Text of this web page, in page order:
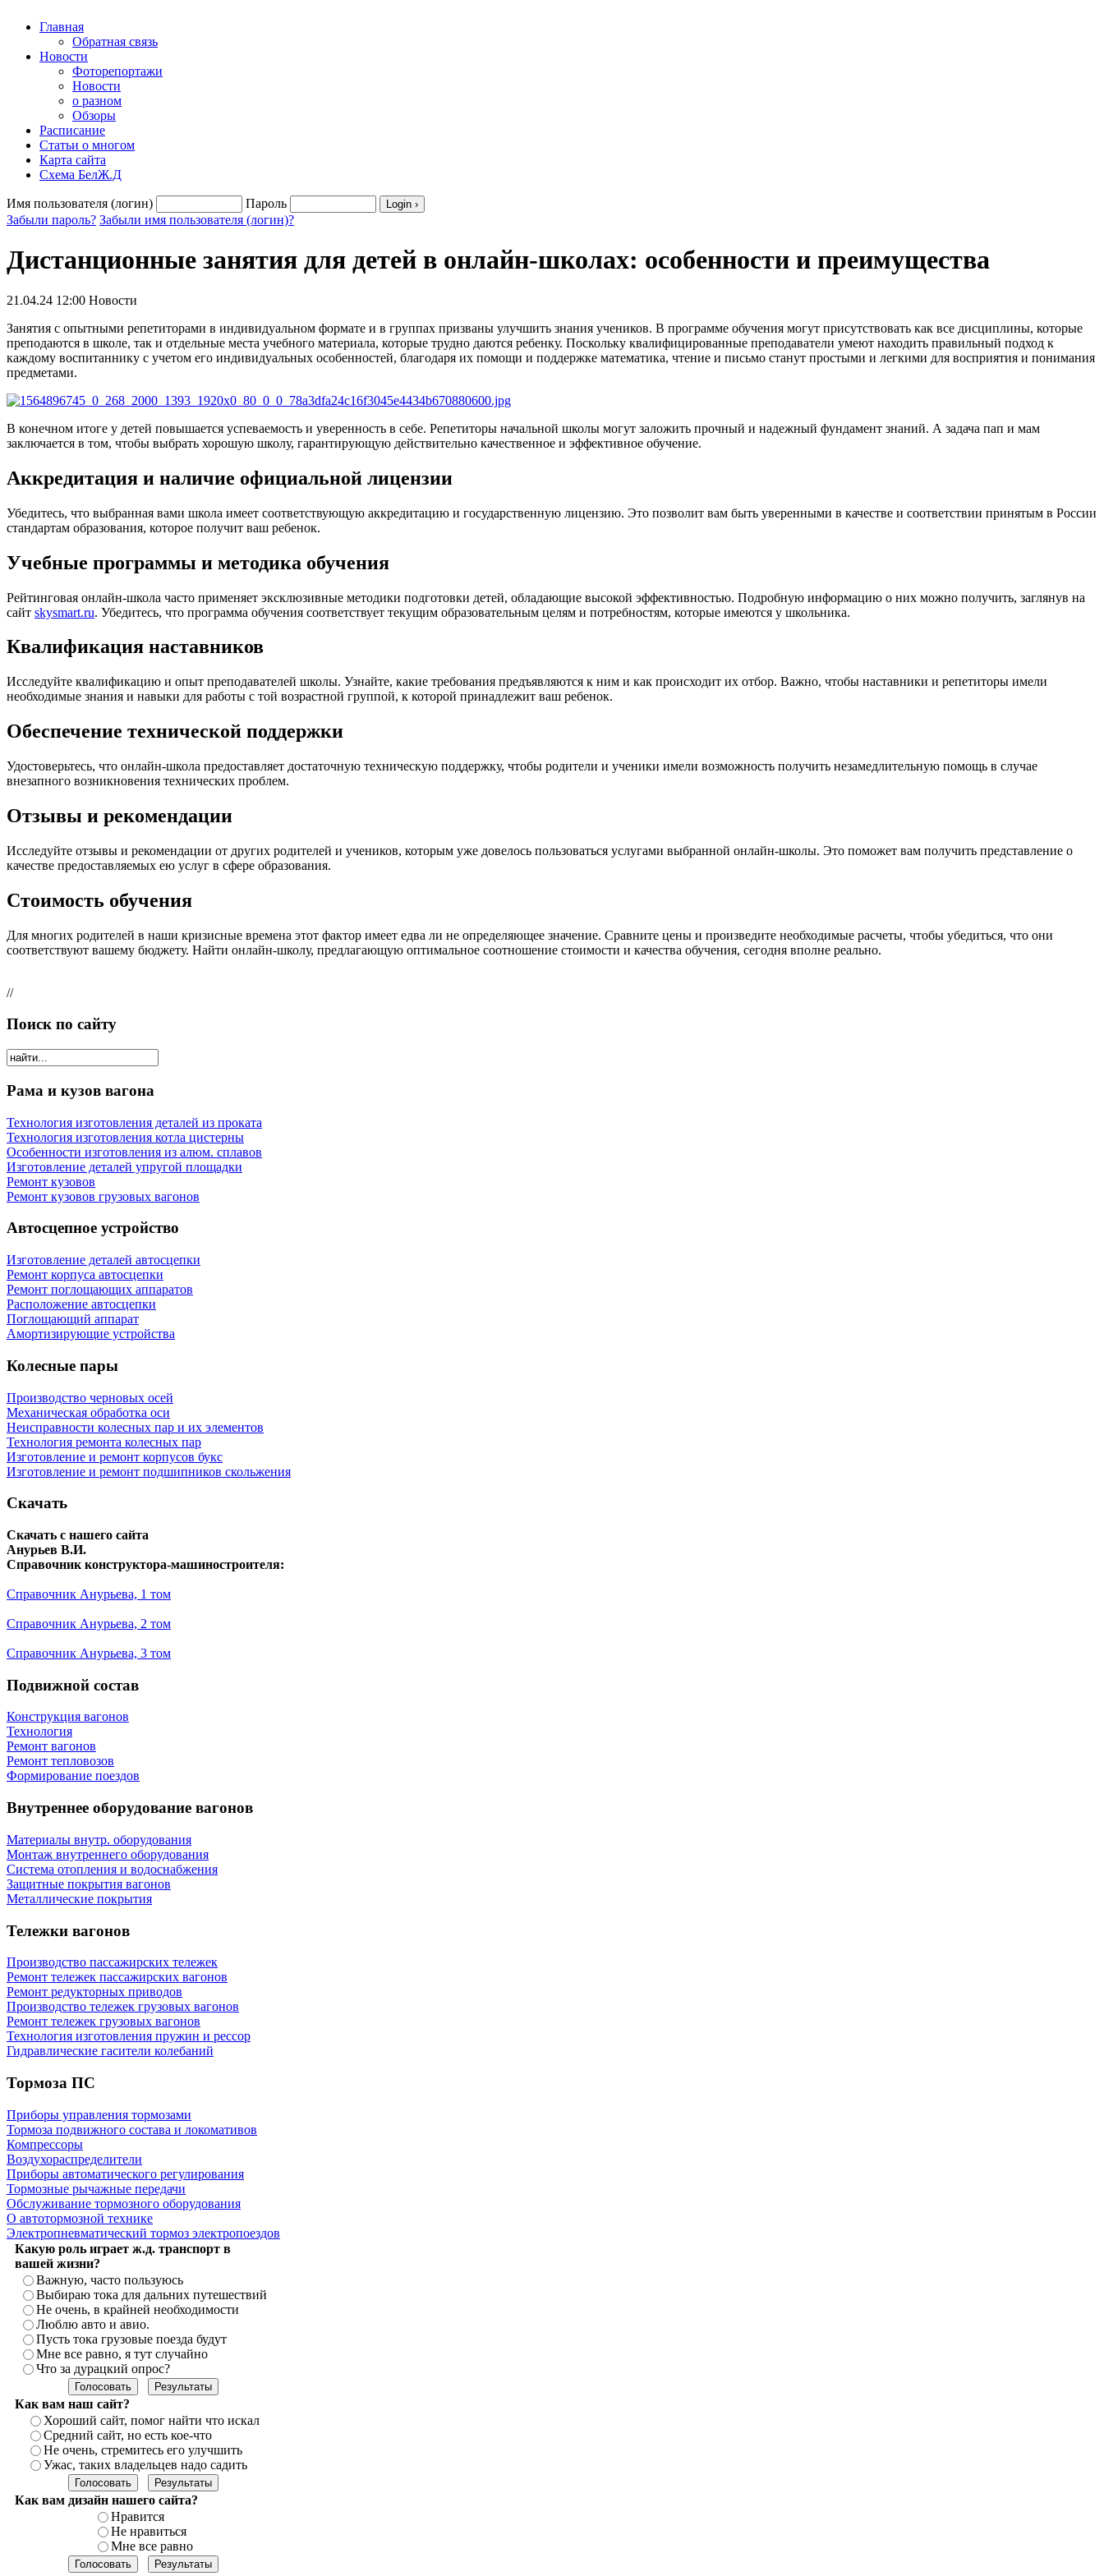
Главная
Обратная связь
Новости
Фоторепортажи
Новости
о разном
Обзоры
Расписание
Статьи о многом
Карта сайта
Схема БелЖ.Д
Имя пользователя (логин)
Пароль
Забыли пароль? Забыли имя пользователя (логин)?
Дистанционные занятия для детей в онлайн-школах: особенности и преимущества
21.04.24 12:00 Новости
Занятия с опытными репетиторами в индивидуальном формате и в группах призваны улучшить знания учеников. В программе обучения могут присутствовать как все дисциплины, которые
преподаются в школе, так и отдельные места учебного материала, которые трудно даются ребенку. Поскольку квалифицированные преподаватели умеют находить правильный подход к
каждому воспитаннику с учетом его индивидуальных особенностей, благодаря их помощи и поддержке математика, чтение и письмо станут простыми и легкими для восприятия и понимания
предметами.
В конечном итоге у детей повышается успеваемость и уверенность в себе. Репетиторы начальной школы могут заложить прочный и надежный фундамент знаний. А задача пап и мам
заключается в том, чтобы выбрать хорошую школу, гарантирующую действительно качественное и эффективное обучение.
Аккредитация и наличие официальной лицензии
Убедитесь, что выбранная вами школа имеет соответствующую аккредитацию и государственную лицензию. Это позволит вам быть уверенными в качестве и соответствии принятым в России
стандартам образования, которое получит ваш ребенок.
Учебные программы и методика обучения
Рейтинговая онлайн-школа часто применяет эксклюзивные методики подготовки детей, обладающие высокой эффективностью. Подробную информацию о них можно получить, заглянув на
сайт skysmart.ru. Убедитесь, что программа обучения соответствует текущим образовательным целям и потребностям, которые имеются у школьника.
Квалификация наставников
Исследуйте квалификацию и опыт преподавателей школы. Узнайте, какие требования предъявляются к ним и как происходит их отбор. Важно, чтобы наставники и репетиторы имели
необходимые знания и навыки для работы с той возрастной группой, к которой принадлежит ваш ребенок.
Обеспечение технической поддержки
Удостоверьтесь, что онлайн-школа предоставляет достаточную техническую поддержку, чтобы родители и ученики имели возможность получить незамедлительную помощь в случае
внезапного возникновения технических проблем.
Отзывы и рекомендации
Исследуйте отзывы и рекомендации от других родителей и учеников, которым уже довелось пользоваться услугами выбранной онлайн-школы. Это поможет вам получить представление о
качестве предоставляемых ею услуг в сфере образования.
Стоимость обучения
Для многих родителей в наши кризисные времена этот фактор имеет едва ли не определяющее значение. Сравните цены и произведите необходимые расчеты, чтобы убедиться, что они
соответствуют вашему бюджету. Найти онлайн-школу, предлагающую оптимальное соотношение стоимости и качества обучения, сегодня вполне реально.
//
Поиск по сайту
Рама и кузов вагона
Технология изготовления деталей из проката
Технология изготовления котла цистерны
Особенности изготовления из алюм. сплавов
Изготовление деталей упругой площадки
Ремонт кузовов
Ремонт кузовов грузовых вагонов
Автосцепное устройство
Изготовление деталей автосцепки
Ремонт корпуса автосцепки
Ремонт поглощающих аппаратов
Расположение автосцепки
Поглощающий аппарат
Амортизирующие устройства
Колесные пары
Производство черновых осей
Механическая обработка оси
Неисправности колесных пар и их элементов
Технология ремонта колесных пар
Изготовление и ремонт корпусов букс
Изготовление и ремонт подшипников скольжения
Скачать
Скачать с нашего сайта
Анурьев В.И.
Справочник конструктора-машиностроителя:
Справочник Анурьева, 1 том
Справочник Анурьева, 2 том
Справочник Анурьева, 3 том
Подвижной состав
Конструкция вагонов
Технология
Ремонт вагонов
Ремонт тепловозов
Формирование поездов
Внутреннее оборудование вагонов
Материалы внутр. оборудования
Монтаж внутреннего оборудования
Cистема отопления и водоснабжения
Защитные покрытия вагонов
Металлические покрытия
Тележки вагонов
Производство пассажирских тележек
Ремонт тележек пассажирских вагонов
Ремонт редукторных приводов
Производство тележек грузовых вагонов
Ремонт тележек грузовых вагонов
Технология изготовления пружин и рессор
Гидравлические гасители колебаний
Тормоза ПС
Приборы управления тормозами
Тормоза подвижного состава и локомативов
Компрессоры
Воздухораспределители
Приборы автоматического регулирования
Тормозные рычажные передачи
Обслуживание тормозного оборудования
О автотормозной технике
Электропневматический тормоз электропоездов
Какую роль играет ж.д. транспорт в
вашей жизни?
Важную, часто пользуюсь
Выбираю тока для дальних путешествий
Не очень, в крайней необходимости
Люблю авто и авио.
Пусть тока грузовые поезда будут
Мне все равно, я тут случайно
Что за дурацкий опрос?
Как вам наш сайт?
Хороший сайт, помог найти что искал
Средний сайт, но есть кое-что
Не очень, стремитесь его улучшить
Ужас, таких владельцев надо садить
Как вам дизайн нашего сайта?
Нравится
Не нравиться
Мне все равно